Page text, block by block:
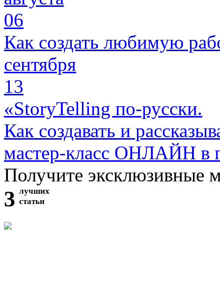
06
Как создать любимую
сентября
13
«StoryTelling по-русски.
Как создавать и
мастер-класс ОНЛАЙН в
Получите эксклюзивные
3 лучших
статьи